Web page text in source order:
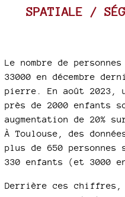
SPATIALE /
Le nombre de
33000 en décembre
pierre. En août 2023,
près de 2000 enfants
augmentation de 20%
À Toulouse, des
plus de 650
330 enfants (et 3000
Derrière ces chiffres,